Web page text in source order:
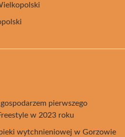
pierwszego
w 2023 roku
wytchnieniowej w Gorzowie